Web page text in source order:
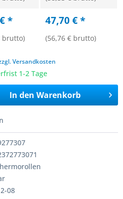
*
brutto)
47,70 € *
(56,76 € brutto)
Versandkosten
1-2 Tage
In den Warenkorb
08